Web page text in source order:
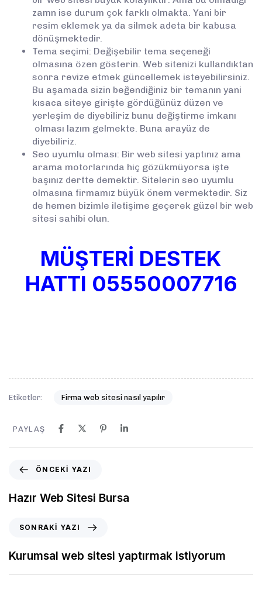
zamn ise durum çok farklı olmakta. Yani bir
resim eklemek ya da silmek adeta bir kabusa
dönüşmektedir.
Tema seçimi: Değişebilir tema seçeneği
olmasına özen gösterin. Web sitenizi kullandıktan
sonra revize etmek güncellemek isteyebilirsiniz.
Bu aşamada sizin beğendiğiniz bir temanın yani
kısaca siteye girişte gördüğünüz düzen ve
yerleşim de diyebiliriz bunu değiştirme imkanı
olması lazım gelmekte. Buna arayüz de
diyebiliriz.
Seo uyumlu olması: Bir web sitesi yaptınız ama
arama motorlarında hiç gözükmüyorsa işte
başınız dertte demektir. Sitelerin seo uyumlu
olmasına firmamız büyük önem vermektedir. Siz
de hemen bizimle iletişime geçerek güzel bir web
sitesi sahibi olun.
MÜŞTERİ DESTEK
HATTI 05550007716
Etiketler: Firma web sitesi nasıl yapılır
PAYLAŞ
ÖNCEKI YAZI
Hazır Web Sitesi Bursa
SONRAKI YAZI
Kurumsal web sitesi yaptırmak istiyorum